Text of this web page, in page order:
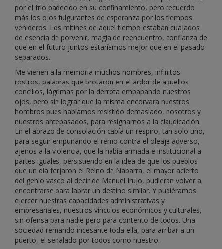
por el frío padecido en su confinamiento, pero recuerdo
más los ojos fulgurantes de esperanza por los tiempos
venideros. Los mitines de aquel tiempo estaban cuajados
de esencia de porvenir, magia de reencuentro, confianza de
que en el futuro juntos estaríamos mejor que en el pasado
separados.
Me vienen a la memoria muchos nombres, infinitos
rostros, palabras que brotaron en el ardor de aquellos
concilios, lágrimas por la derrota empapando nuestros
ojos, pero sin lograr que la misma encorvara nuestros
hombros pues habíamos resistido demasiado, nosotros y
nuestros antepasados, para resignarnos a la claudicación.
En el abrazo de consolación cabía un respiro, tan solo uno,
para seguir empuñando el remo contra el oleaje adverso,
ajenos a la violencia, que la había armada e institucional a
partes iguales, persistiendo en la idea de que los pueblos
que un día forjaron el Reino de Nabarra, el mayor acierto
del genio vasco al decir de Manuel Irujo, pudieran volver a
encontrarse para labrar un destino similar. Y pudiéramos
ejercer nuestras capacidades administrativas y
empresariales, nuestros vínculos económicos y culturales,
sin ofensa para nadie pero para contento de todos. Una
sociedad remando incesante toda ella, para arribar a un
puerto, el señalado por todos como nuestro.